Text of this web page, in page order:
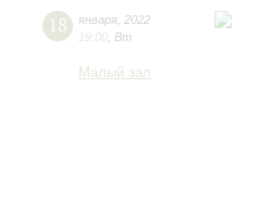
18 января 2022
19:00 Вт
Малый зал